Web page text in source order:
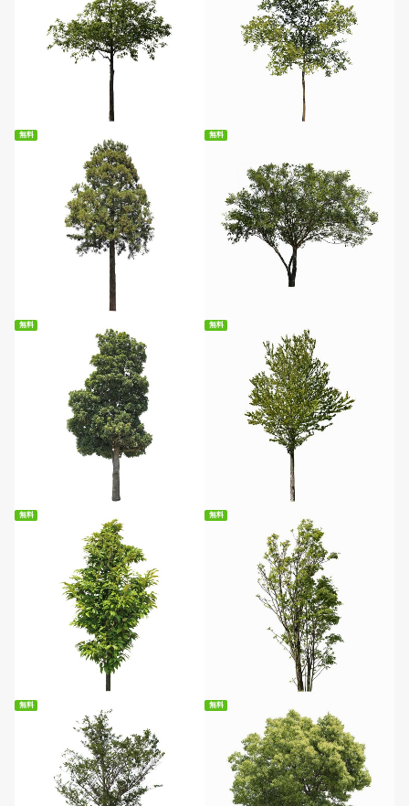
無料ダウンロード 無料ダウンロード
無料
無料ダウンロード
無料
無料ダウンロード
無料
無料ダウンロード
無料
無料ダウンロード
無料
無料ダウンロード
無料
無料ダウンロード
無料 無料